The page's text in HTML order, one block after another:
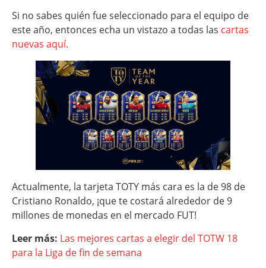
Si no sabes quién fue seleccionado para el equipo de
este año, entonces echa un vistazo a todas las cartas
nuevas aquí.
Actualmente, la tarjeta TOTY más cara es la de 98 de
Cristiano Ronaldo, ¡que te costará alrededor de 9
millones de monedas en el mercado FUT!
Leer más: Las mejores cartas a elegir del TOTW 18
para la Liga de fin de semana